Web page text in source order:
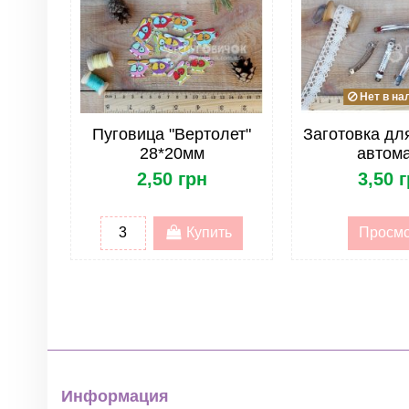
Страна
Жесткость фетра
Опт
Фетр/Войлок. Тип
Фетр/Войлок. Размер
Фетр/Войлок. Оптовая продажа
Пуговица "Вертолет"
28*20мм
2,50 грн
Купить
Нет в
Заготовка
3,50
Информация